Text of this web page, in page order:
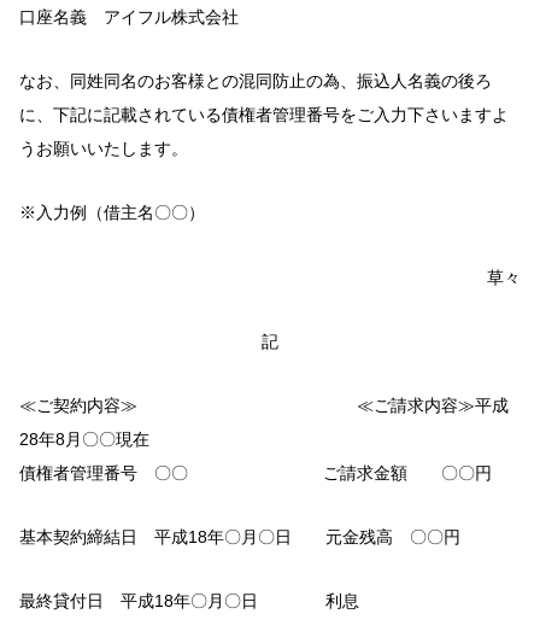
口座名義 アイフル株式会社
なお、同姓同名のお客様との混同防止の為、振込人名義の後ろ
に、下記に記載されている債権者管理番号をご入力下さいますよ
うお願いいたします。
※入力例（借主名〇〇）
草々
記
≪ご契約内容≫ ≪ご請求内容≫平成
28年8月〇〇現在
債権者管理番号 〇〇 ご請求金額 〇〇円
基本契約締結日 平成18年〇月〇日 元金残高 〇〇円
最終貸付日 平成18年〇月〇日 利息